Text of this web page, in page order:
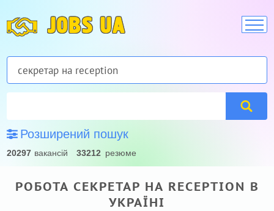
JOBS UA
Розширений пошук
20297 вакансій 33212 резюме
РОБОТА СЕКРЕТАР НА RECEPTION В
УКРАЇНІ